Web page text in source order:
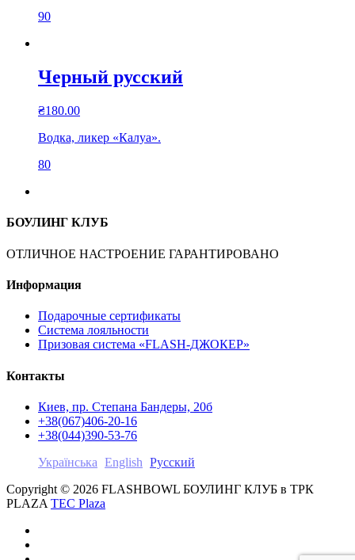
90
Черный русский
₴180.00
Водка, ликер «Калуа».
80
БОУЛИНГ КЛУБ
ОТЛИЧНОЕ НАСТРОЕНИЕ ГАРАНТИРОВАНО
Информация
Подарочные сертификаты
Система лояльности
Призовая система «FLASH-ДЖОКЕР»
Контакты
Киев, пр. Степана Бандеры, 20б
+38(067)406-20-16
+38(044)390-53-76
Українська English Русский
Copyright © 2026 FLASHBOWL БОУЛИНГ КЛУБ в ТРК
PLAZA TEC Plaza